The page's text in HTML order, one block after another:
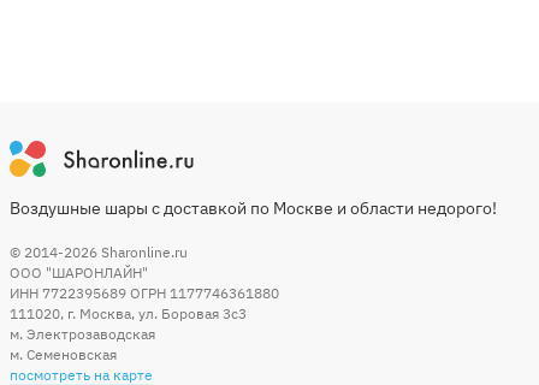
Воздушные шары с доставкой по Москве и области недорого!
© 2014-2026 Sharonline.ru
ООО "ШАРОНЛАЙН"
ИНН 7722395689 ОГРН 1177746361880
111020, г. Москва, ул. Боровая 3c3
м. Электрозаводская
м. Семеновская
посмотреть на карте